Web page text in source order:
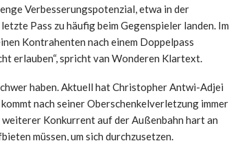
Verbesserungspotenzial, etwa in der
Pass zu häufig beim Gegenspieler landen. Im
Kontrahenten nach einem Doppelpass
erlauben“, spricht van Wonderen Klartext.
haben. Aktuell hat Christopher Antwi-Adjei
nach seiner Oberschenkelverletzung immer
Konkurrent auf der Außenbahn hart an
müssen, um sich durchzusetzen.